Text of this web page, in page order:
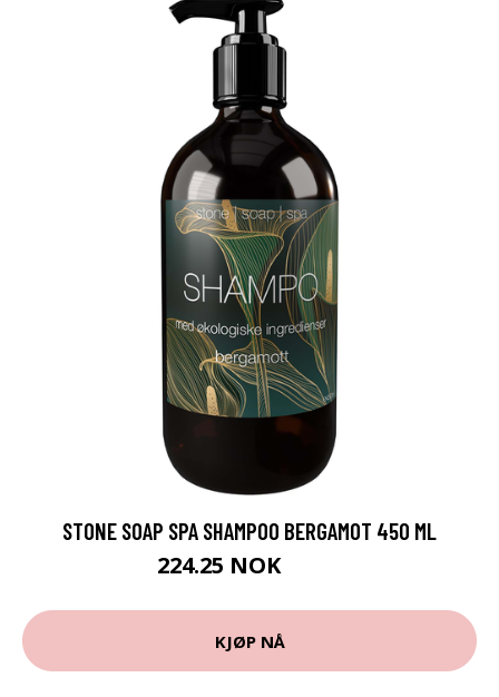
STONE SOAP SPA SHAMPOO BERGAMOT 450 ML
224.25 NOK
KJØP NÅ